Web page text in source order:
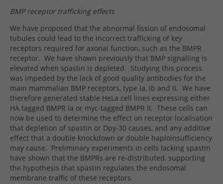
BMP receptor trafficking effects
We have proposed that the abnormal fission of endosomal
tubules could lead to the incorrect trafficking of key
receptors required for axonal function, such as the BMPR
receptor. We have shown previously that BMP signalling is
elevated when spastin is depleted. Studying this process
was impeded by the lack of good quality antibodies for the
main mammalian BMP receptors, type Ia, Ib and II. We have
therefore generated stable HeLa cell lines expressing either
HA tagged BMPR Ia or myc-tagged BMPR II. These cells can
now be used to determine the effect on receptor localisation
that depletion of spastin or Dpy-30 causes, and any additive
effect that a double knockdown or double haploinsufficiency
may cause. Preliminary experiments in cells lacking spastin
have shown that the BMPRs are re-distributed, supporting
the hypothesis that spastin regulates the endosomal
membrane traffic of these receptors.